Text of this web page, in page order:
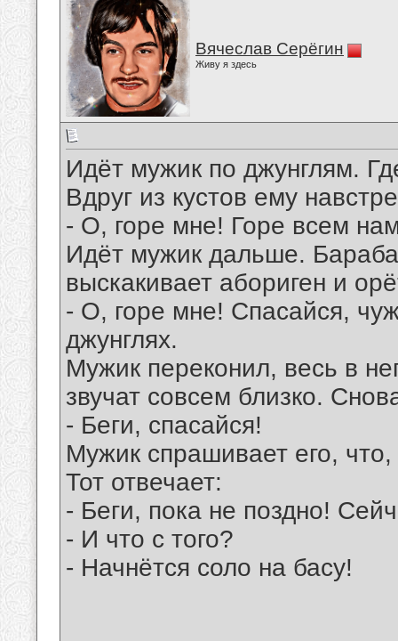
Вячеслав Серёгин
Живу я здесь
Идёт мужик по джунглям.
Вдруг из кустов ему
- О, горе мне! Горе всем
Идёт мужик дальше.
выскакивает абориген и
- О, горе мне! Спасайся,
джунглях.
Мужик переконил, весь в
звучат совсем близко.
- Беги, спасайся!
Мужик спрашивает его,
Тот отвечает:
- Беги, пока не поздно!
- И что с того?
- Начнётся соло на басу!